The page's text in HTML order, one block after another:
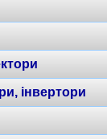
інвертори